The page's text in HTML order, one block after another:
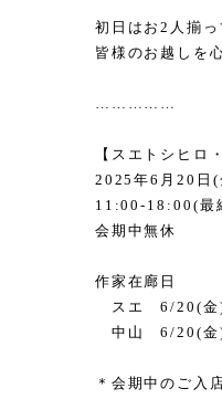
初日はお2 人揃
皆様のお越しを
……………
【スエトシヒロ
2025年6 月20 日 (
11:00-18:00(最
会期中無休
作家在廊日
スエ6/20(金
中山6/20(金
＊会期中のご入